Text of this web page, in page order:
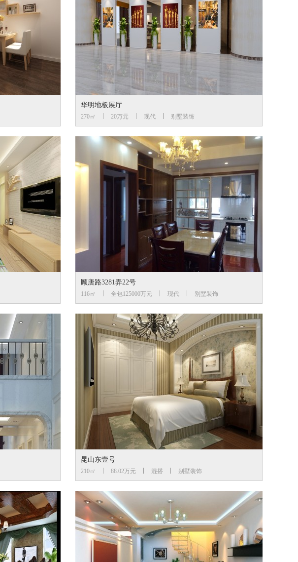
华明地板展厅
270㎡ 20万元 现代 别墅装饰
顾唐路3281弄22号
116㎡ 全包125000万元 现代 别墅装饰
昆山东壹号
210㎡ 88.02万元 混搭 别墅装饰